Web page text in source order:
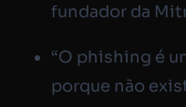
fundador da
“O phishing é
porque não